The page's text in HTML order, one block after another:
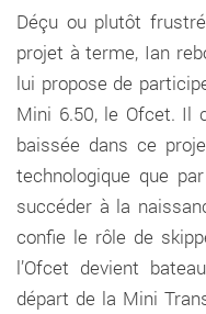
Déçu ou plutôt
projet à terme, Ian
lui propose de
Mini 6.50, le Ofcet. Il
baissée dans ce
technologique que
succéder à la
confie le rôle de
l’Ofcet devient
départ de la Mini